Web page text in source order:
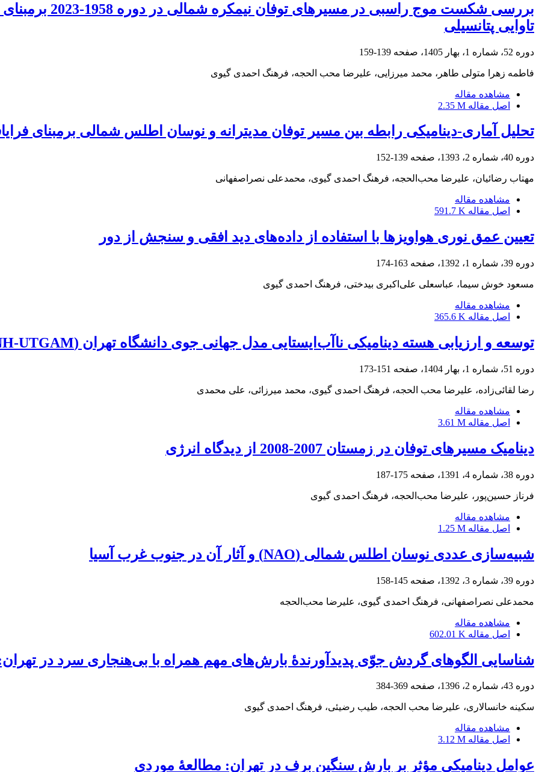
بررسی شکست موج
تاوایی پتانسیلی
دوره 52، شماره 1، بهار 1405، صفحه 139-159
فاطمه زهرا متولی طاهر، محمد میرزایی، علیرضا محب الحجه، فرهنگ احمدی‌ گیوی
مشاهده مقاله
اصل مقاله 2.35 M
تحلیل آماری-دینامیکی رابطه بین مسیر توفان مدیترانه و نوسان اطلس شمالی برمبنای
دوره 40، شماره 2، 1393، صفحه 139-152
مهتاب رضائیان، علیرضا محب‌الحجه، فرهنگ احمدی گیوی، محمدعلی نصراصفهانی
مشاهده مقاله
اصل مقاله 591.7 K
تعیین عمق نوری هواویزها با استفاده از داده‌ها‌‌ی دید افقی و سنجش از دور
دوره 39، شماره 1، 1392، صفحه 163-174
مسعود خوش سیما، عباسعلی علی‌اکبری بیدختی، فرهنگ احمدی گیوی
مشاهده مقاله
اصل مقاله 365.6 K
توسعه و ارزیابی هسته دینامیکی ناآب‌ایستایی مدل جهانی جوی دانشگاه تهران (NH-UTGAM)
دوره 51، شماره 1، بهار 1404، صفحه 151-173
رضا لقائی‌زاده، علیرضا محب الحجه، فرهنگ احمدی گیوی، محمد میرزائی، علی محمدی
مشاهده مقاله
اصل مقاله 3.61 M
دینامیک مسیرهای توفان در زمستان 2007-2008 از دیدگاه انرژی
دوره 38، شماره 4، 1391، صفحه 175-187
فرناز حسین‌‌پور، علیرضا محب‌الحجه، فرهنگ احمدی گیوی
مشاهده مقاله
اصل مقاله 1.25 M
شبیه‌سازی عددی نوسان اطلس شمالی (NAO) و آثار آن در جنوب غرب آسیا
دوره 39، شماره 3، 1392، صفحه 145-158
محمدعلی نصراصفهانی، فرهنگ احمدی گیوی، علیرضا محب‌‌الحجه
مشاهده مقاله
اصل مقاله 602.01 K
شناسایی الگوهای گردش جوّی پدیدآورندۀ بارش‌های مهم همراه با بی‌هنجاری سرد در
دوره 43، شماره 2، 1396، صفحه 369-384
سکینه خانسالاری، علیرضا محب الحجه، طیب رضیئی، فرهنگ احمدی گیوی
مشاهده مقاله
اصل مقاله 3.12 M
عوامل دینامیکی مؤثر بر بارش سنگین برف در تهران: مطالعۀ موردی